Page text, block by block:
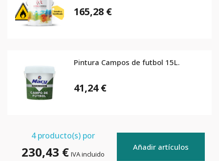
165,28 €
Pintura Campos de futbol 15L.
41,24 €
4producto(s) por
230,43 € IVA incluido
Añadir artículos